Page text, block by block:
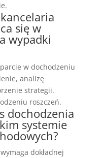
się w
wypadki
w dochodzeniu
analizę
strategii.
roszczeń.
dochodzenia
systemie
dokładnej